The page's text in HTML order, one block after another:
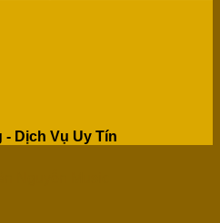
- Dịch Vụ Uy Tín